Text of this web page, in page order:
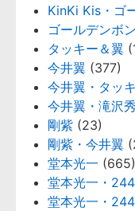
KinKi Kis・ゴ
ゴールデンボ
タッキー＆翼
今井翼 (377)
今井翼・タッ
今井翼・滝沢
剛紫 (23)
剛紫・今井翼
堂本光一 (665)
堂本光一・
堂本光一・